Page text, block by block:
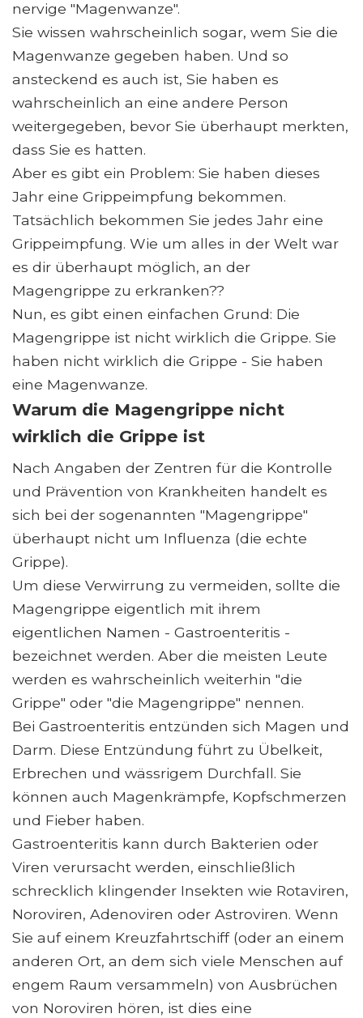
nervige "Magenwanze".
Sie wissen wahrscheinlich sogar, wem Sie die
Magenwanze gegeben haben. Und so
ansteckend es auch ist, Sie haben es
wahrscheinlich an eine andere Person
weitergegeben, bevor Sie überhaupt merkten,
dass Sie es hatten.
Aber es gibt ein Problem: Sie haben dieses
Jahr eine Grippeimpfung bekommen.
Tatsächlich bekommen Sie jedes Jahr eine
Grippeimpfung. Wie um alles in der Welt war
es dir überhaupt möglich, an der
Magengrippe zu erkranken??
Nun, es gibt einen einfachen Grund: Die
Magengrippe ist nicht wirklich die Grippe. Sie
haben nicht wirklich die Grippe - Sie haben
eine Magenwanze.
Warum die Magengrippe nicht
wirklich die Grippe ist
Nach Angaben der Zentren für die Kontrolle
und Prävention von Krankheiten handelt es
sich bei der sogenannten "Magengrippe"
überhaupt nicht um Influenza (die echte
Grippe).
Um diese Verwirrung zu vermeiden, sollte die
Magengrippe eigentlich mit ihrem
eigentlichen Namen - Gastroenteritis -
bezeichnet werden. Aber die meisten Leute
werden es wahrscheinlich weiterhin "die
Grippe" oder "die Magengrippe" nennen.
Bei Gastroenteritis entzünden sich Magen und
Darm. Diese Entzündung führt zu Übelkeit,
Erbrechen und wässrigem Durchfall. Sie
können auch Magenkrämpfe, Kopfschmerzen
und Fieber haben.
Gastroenteritis kann durch Bakterien oder
Viren verursacht werden, einschließlich
schrecklich klingender Insekten wie Rotaviren,
Noroviren, Adenoviren oder Astroviren. Wenn
Sie auf einem Kreuzfahrtschiff (oder an einem
anderen Ort, an dem sich viele Menschen auf
engem Raum versammeln) von Ausbrüchen
von Noroviren hören, ist dies eine